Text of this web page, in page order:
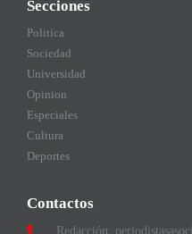
Secciones
Politica
Sociedad
Universidad
Opinion
Especiales
Cultura
Deportes
Contactos
Redacción: